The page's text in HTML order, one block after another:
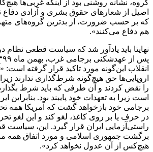
2 هفته پیش
شفاف‌سازی ۲۸ میلیارد یورو تعهدات ارزی
2 هفته پیش
اکیپ صیادان غیرمجاز ماهی در
دستگیر شدند
2 هفته پیش
ماجرای پیشگویی صریح پیامبر(ع)
عمار یاسر و عاقبت قاتلان او
2 هفته پیش